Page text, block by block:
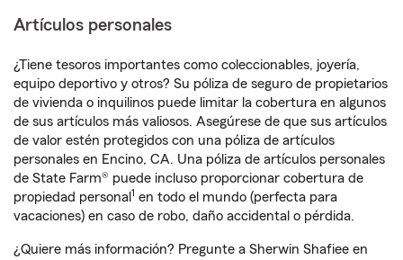
Artículos personales
¿Tiene tesoros importantes como coleccionables, joyería,
equipo deportivo y otros? Su póliza de seguro de propietarios
de vivienda o inquilinos puede limitar la cobertura en algunos
de sus artículos más valiosos. Asegúrese de que sus artículos
de valor estén protegidos con una póliza de artículos
personales en Encino, CA. Una póliza de artículos personales
de State Farm® puede incluso proporcionar cobertura de
propiedad personal 1 en todo el mundo (perfecta para
vacaciones) en caso de robo, daño accidental o pérdida.
¿Quiere más información? Pregunte a Sherwin Shafiee en